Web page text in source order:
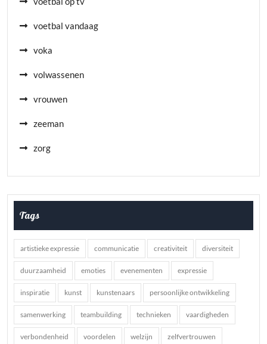
voetbal vandaag
voka
volwassenen
vrouwen
zeeman
zorg
Tags
artistieke expressie communicatie creativiteit diversiteit
duurzaamheid emoties evenementen expressie
inspiratie kunst kunstenaars persoonlijke ontwikkeling
samenwerking teambuilding technieken vaardigheden
verbondenheid voordelen welzijn zelfvertrouwen